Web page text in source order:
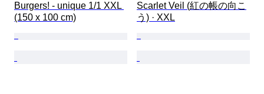
Burgers! - unique 1/1 XXL
(150 x 100 cm)
Scarlet Veil (紅の帳の向こ
う) · XXL